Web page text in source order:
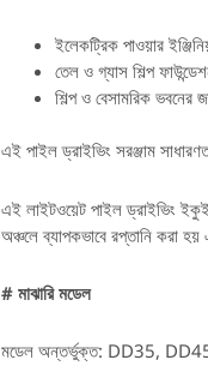
ইলেকট্রিক পাওয়ার
তেল ও গ্যাস শিল্প
শিল্প ও বেসামরিক ভবনের
এই পাইল ড্রাইভিং সরঞ্জাম
এই লাইটওয়েট পাইল ড্রাইভিং
অঞ্চলে ব্যাপকভাবে রপ্তানি করা হয়
# মাঝারি মডেল
মডেল অন্তর্ভুক্ত: DD35,